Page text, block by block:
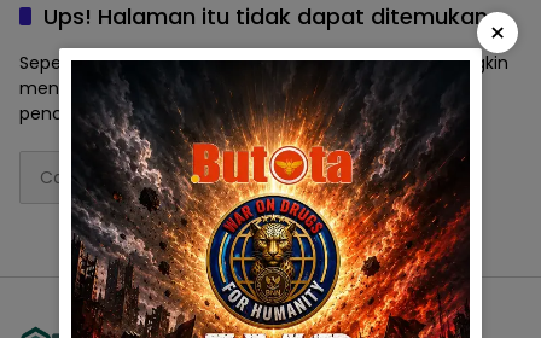
Ups! Halaman itu tidak dapat ditemukan.
Sepertinya tidak ada yang ditemukan di lokasi ini. Mungkin
mencoba salah satu link di bawah ini atau melakukan
pencarian?
untuk:
×